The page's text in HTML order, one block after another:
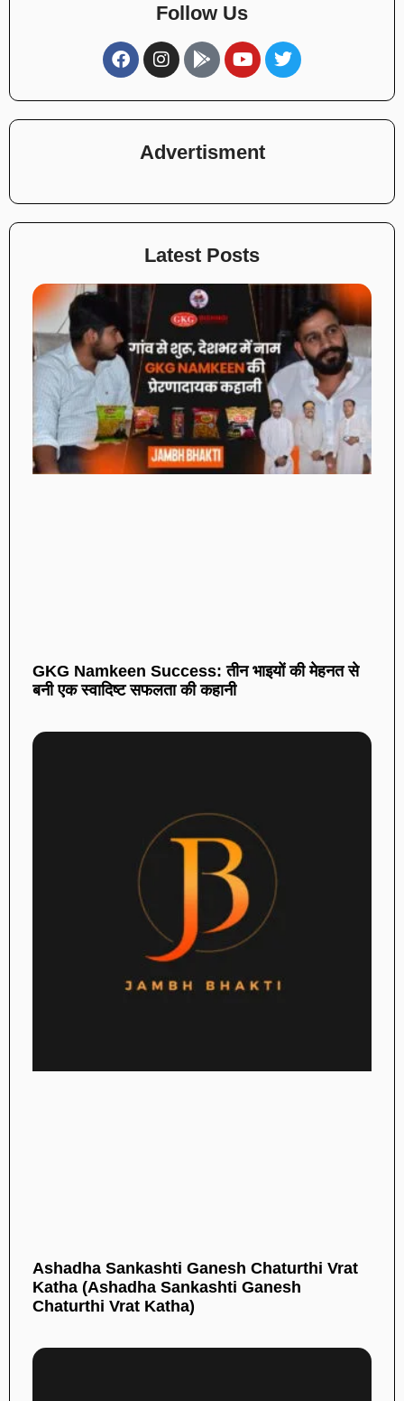
Follow Us
Advertisment
Latest Posts
GKG Namkeen Success: तीन भाइयों की मेहनत से
बनी एक स्वादिष्ट सफलता की कहानी
Ashadha Sankashti Ganesh Chaturthi Vrat
Katha (Ashadha Sankashti Ganesh
Chaturthi Vrat Katha)